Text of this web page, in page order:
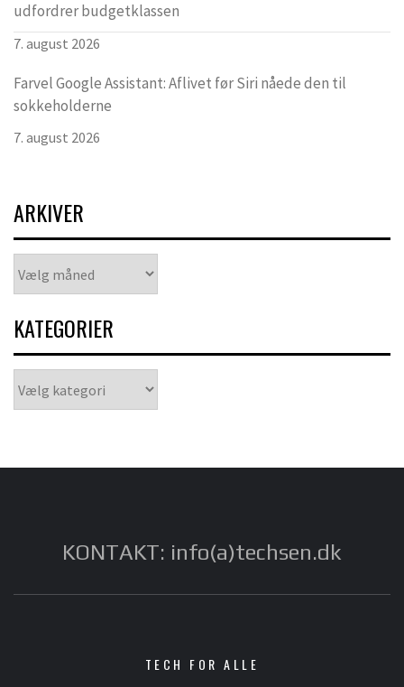
udfordrer budgetklassen
7. august 2026
Farvel Google Assistant: Aflivet før Siri nåede den til
sokkeholderne
7. august 2026
ARKIVER
KATEGORIER
KONTAKT: info(a)techsen.dk
TECH FOR ALLE